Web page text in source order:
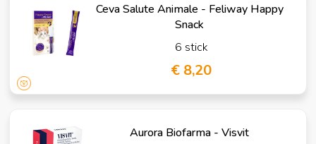
Ceva Salute Animale - Feliway Happy
Snack
6 stick
€ 8,20
Aurora Biofarma - Visvit